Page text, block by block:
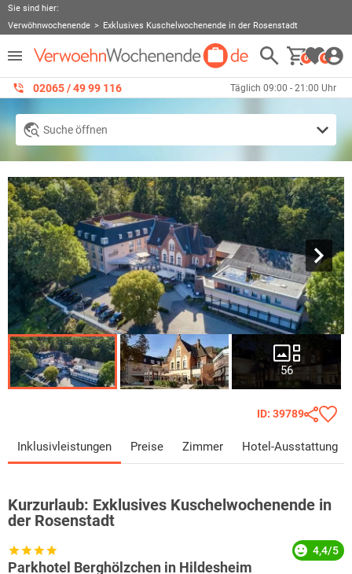
Sie sind hier:
Verwöhnwochenende
Exklusives Kuschelwochenende in der Rosenstadt
0 0
02065 / 49 ‌99 116 Täglich 09:00 - 21:00 Uhr
Suche öffnen
56
ID: 39789
Inklusivleistungen Preise Zimmer Hotel-Ausstattung
Kurzurlaub: Exklusives Kuschelwochenende in
der Rosenstadt
Parkhotel Berghölzchen in Hildesheim
4,4/5